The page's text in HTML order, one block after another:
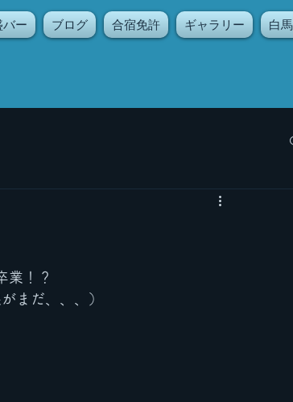
バー ブログ 合宿免許 ギャラリー 白
業！？
まだ、、、）